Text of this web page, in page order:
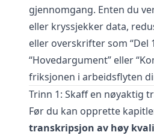
gjennomgang. Enten du
eller kryssjekker data,
eller overskrifter som “Del
“Hovedargument” eller
friksjonen i arbeidsflyten
Trinn 1: Skaff en nøyaktig
Før du kan opprette
transkripsjon av høy